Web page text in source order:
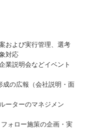
および実行管理、選考
対応
業説明会などイベント
成の広報（会社説明・面
ーターのマネジメン
ォロー施策の企画・実